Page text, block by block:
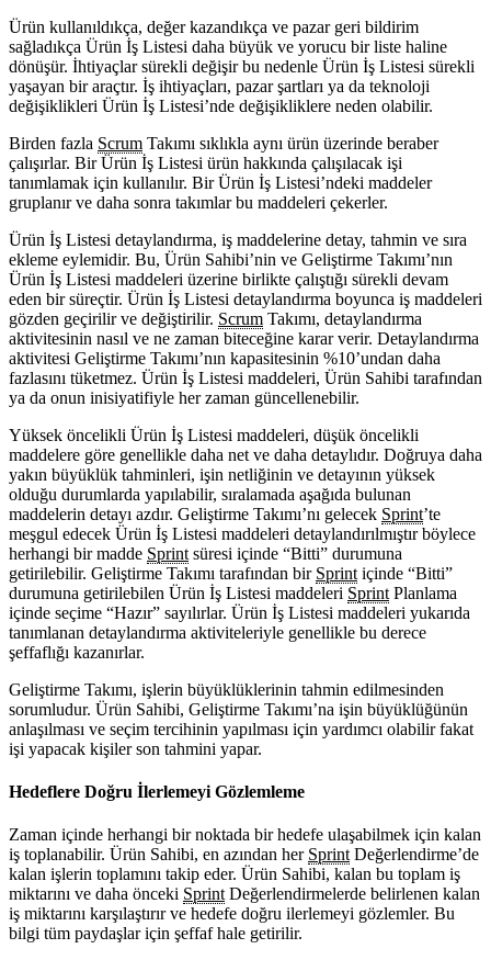
Ürün kullanıldıkça, değer kazandıkça ve pazar geri bildirim
sağladıkça Ürün İş Listesi daha büyük ve yorucu bir liste haline
dönüşür. İhtiyaçlar sürekli değişir bu nedenle Ürün İş Listesi sürekli
yaşayan bir araçtır. İş ihtiyaçları, pazar şartları ya da teknoloji
değişiklikleri Ürün İş Listesi’nde değişikliklere neden olabilir.
Birden fazla Scrum Takımı sıklıkla aynı ürün üzerinde beraber
çalışırlar. Bir Ürün İş Listesi ürün hakkında çalışılacak işi
tanımlamak için kullanılır. Bir Ürün İş Listesi’ndeki maddeler
gruplanır ve daha sonra takımlar bu maddeleri çekerler.
Ürün İş Listesi detaylandırma, iş maddelerine detay, tahmin ve sıra
ekleme eylemidir. Bu, Ürün Sahibi’nin ve Geliştirme Takımı’nın
Ürün İş Listesi maddeleri üzerine birlikte çalıştığı sürekli devam
eden bir süreçtir. Ürün İş Listesi detaylandırma boyunca iş maddeleri
gözden geçirilir ve değiştirilir. Scrum Takımı, detaylandırma
aktivitesinin nasıl ve ne zaman biteceğine karar verir. Detaylandırma
aktivitesi Geliştirme Takımı’nın kapasitesinin %10’undan daha
fazlasını tüketmez. Ürün İş Listesi maddeleri, Ürün Sahibi tarafından
ya da onun inisiyatifiyle her zaman güncellenebilir.
Yüksek öncelikli Ürün İş Listesi maddeleri, düşük öncelikli
maddelere göre genellikle daha net ve daha detaylıdır. Doğruya daha
yakın büyüklük tahminleri, işin netliğinin ve detayının yüksek
olduğu durumlarda yapılabilir, sıralamada aşağıda bulunan
maddelerin detayı azdır. Geliştirme Takımı’nı gelecek Sprint’te
meşgul edecek Ürün İş Listesi maddeleri detaylandırılmıştır böylece
herhangi bir madde Sprint süresi içinde “Bitti” durumuna
getirilebilir. Geliştirme Takımı tarafından bir Sprint içinde “Bitti”
durumuna getirilebilen Ürün İş Listesi maddeleri Sprint Planlama
içinde seçime “Hazır” sayılırlar. Ürün İş Listesi maddeleri yukarıda
tanımlanan detaylandırma aktiviteleriyle genellikle bu derece
şeffaflığı kazanırlar.
Geliştirme Takımı, işlerin büyüklüklerinin tahmin edilmesinden
sorumludur. Ürün Sahibi, Geliştirme Takımı’na işin büyüklüğünün
anlaşılması ve seçim tercihinin yapılması için yardımcı olabilir fakat
işi yapacak kişiler son tahmini yapar.
Hedeflere Doğru İlerlemeyi Gözlemleme
Zaman içinde herhangi bir noktada bir hedefe ulaşabilmek için kalan
iş toplanabilir. Ürün Sahibi, en azından her Sprint Değerlendirme’de
kalan işlerin toplamını takip eder. Ürün Sahibi, kalan bu toplam iş
miktarını ve daha önceki Sprint Değerlendirmelerde belirlenen kalan
iş miktarını karşılaştırır ve hedefe doğru ilerlemeyi gözlemler. Bu
bilgi tüm paydaşlar için şeffaf hale getirilir.